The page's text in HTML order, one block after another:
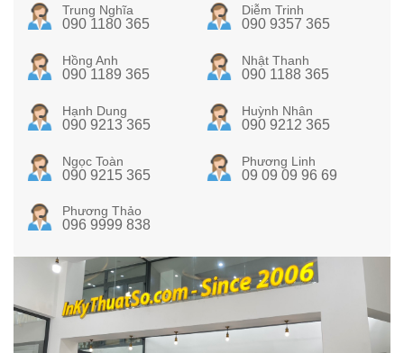
Trung Nghĩa
090 1180 365
Diễm Trinh
090 9357 365
Hồng Anh
090 1189 365
Nhật Thanh
090 1188 365
Hạnh Dung
090 9213 365
Huỳnh Nhân
090 9212 365
Ngọc Toàn
090 9215 365
Phương Linh
09 09 09 96 69
Phương Thảo
096 9999 838